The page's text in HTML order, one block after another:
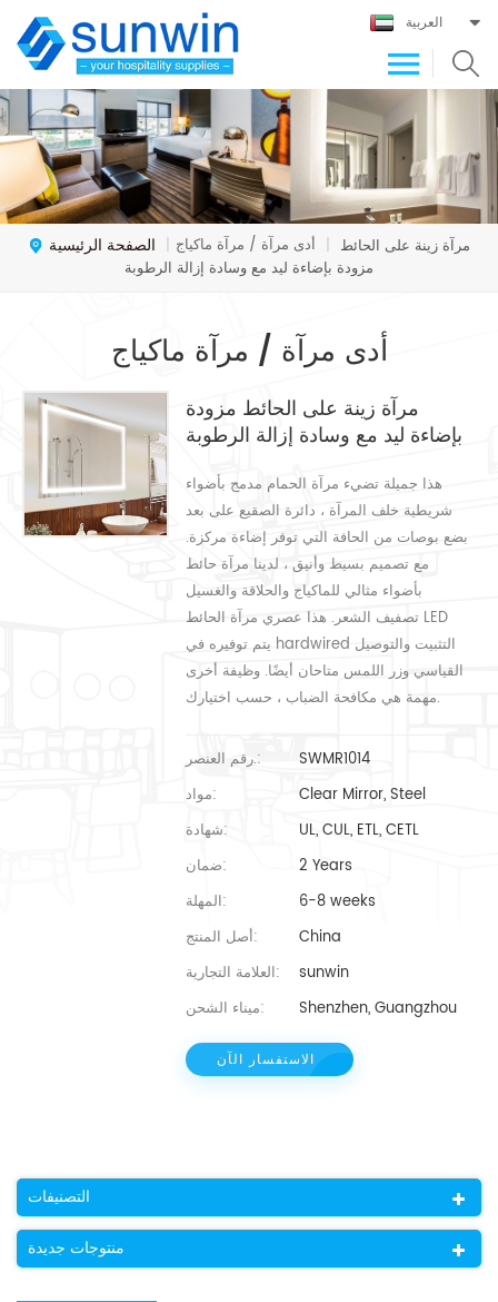
العربية
الصفحة الرئيسية | أدى مرآة / مرآة ماكياج |
مزودة بإضاءة ليد مع وسادة إزالة الرطوبة
أدى مرآة / مرآة ماكياج
مرآة زينة على الحائط مزودة
بإضاءة ليد مع وسادة إزالة الرطوبة
هذا جميلة تضيء مرآة الحمام مدمج بأضواء
شريطية خلف المرآة ، دائرة الصقيع على بعد
بضع بوصات من الحافة التي توفر إضاءة مركزة.
مع تصميم بسيط وأنيق ، لدينا مرآة حائط
بأضواء مثالي للماكياج والحلاقة والغسيل
تصفيف الشعر. هذا عصري مرآة الحائط LED
يتم توفيره في hardwired التثبيت والتوصيل
القياسي وزر اللمس متاحان أيضًا. وظيفة أخرى
مهمة هي مكافحة الضباب ، حسب اختيارك.
رقم العنصر.:
SWMR1014
مواد:
Clear Mirror, Steel
شهادة:
UL, CUL, ETL, CETL
ضمان:
2 Years
المهلة:
6-8 weeks
أصل المنتج:
China
العلامة التجارية:
sunwin
ميناء الشحن:
Shenzhen, Guangzhou
الاستفسار الآن
التصنيفات
منتوجات جديدة